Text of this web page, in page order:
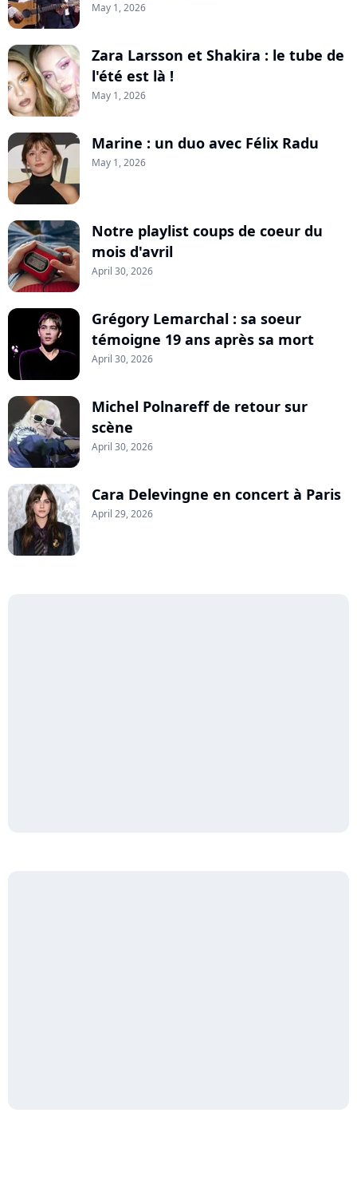
May 1, 2026
Zara Larsson et Shakira : le tube de
l'été est là !
May 1, 2026
Marine : un duo avec Félix Radu
May 1, 2026
Notre playlist coups de coeur du
mois d'avril
April 30, 2026
Grégory Lemarchal : sa soeur
témoigne 19 ans après sa mort
April 30, 2026
Michel Polnareff de retour sur
scène
April 30, 2026
Cara Delevingne en concert à Paris
April 29, 2026